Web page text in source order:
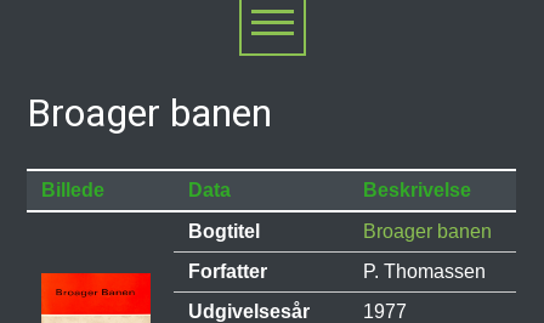
Broager banen
Billede Data
Beskrivelse
Bogtitel
Broager banen
Forfatter
P. Thomassen
Udgivelsesår
1977